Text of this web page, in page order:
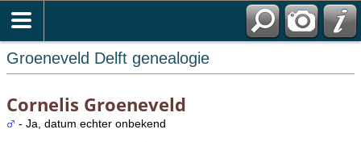
Groeneveld Delft genealogie
Cornelis Groeneveld
- Ja, datum echter onbekend